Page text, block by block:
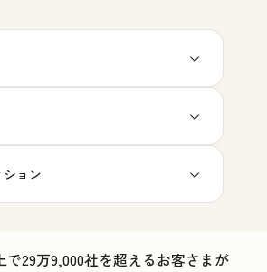
ョン
で29万9,000社を超えるお客さまが